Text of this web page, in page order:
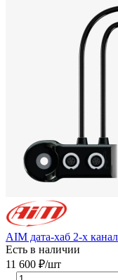
AIM дата-хаб 2-х
Есть в наличии
11 600 ₽/шт